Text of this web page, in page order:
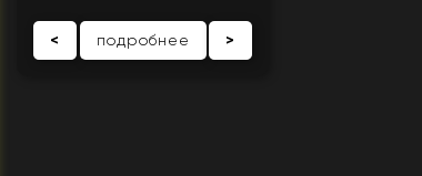
< подробнее >